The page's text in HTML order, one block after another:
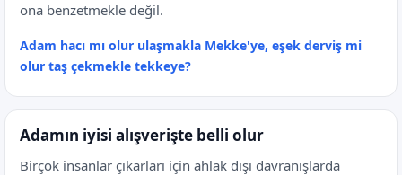
ona benzetmekle değil.
Adam hacı mı olur ulaşmakla Mekke'ye, eşek derviş mi
olur taş çekmekle tekkeye?
Adamın iyisi alışverişte belli olur
Birçok insanlar çıkarları için ahlak dışı davranışlarda